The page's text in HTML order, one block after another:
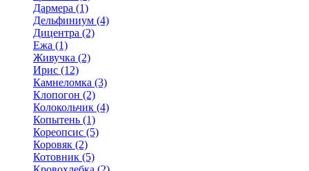
Дармера (1)
Дельфиниум (4)
Дицентра (2)
Ежа (1)
Живучка (2)
Ирис (12)
Камнеломка (3)
Клопогон (2)
Колокольчик (4)
Копытень (1)
Кореопсис (5)
Коровяк (2)
Котовник (5)